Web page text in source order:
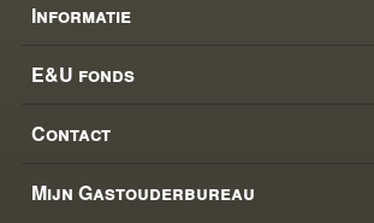
Informatie
E&U fonds
Contact
Mijn Gastouderbureau